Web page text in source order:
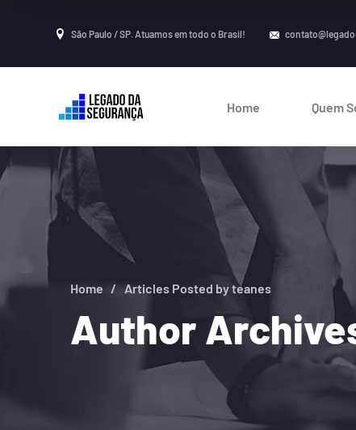
São Paulo / SP. Atuamos em todo o Brasil!
Home Quem
Author
Home Articles Posted by teanes